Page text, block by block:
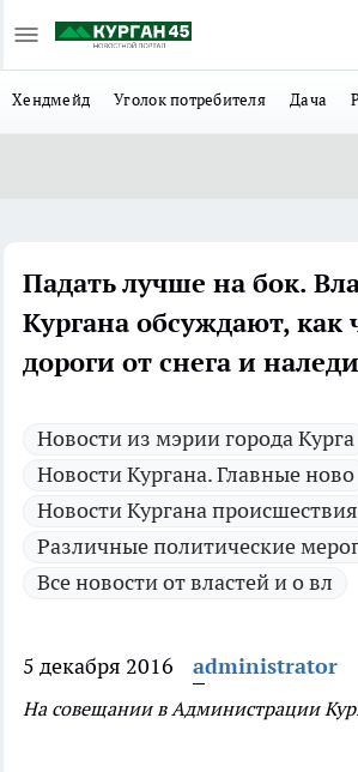
Хендмейд Уголок потребителя Дача
Падать лучше на бок.
Кургана обсуждают, как
дороги от снега и
Новости из мэрии города Курга
Новости Кургана. Главные ново
Новости Кургана происшествия
Различные политические
Все новости от властей и о вл
5 декабря 2016 administrator
На совещании в Администрации